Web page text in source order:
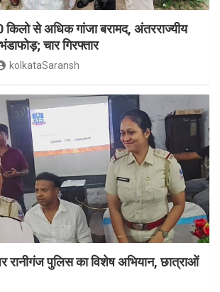
से अधिक गांजा बरामद, अंतरराज्यीय
चार गिरफ्तार
kolkataSaransh
रानीगंज पुलिस का विशेष अभियान, छात्राओं